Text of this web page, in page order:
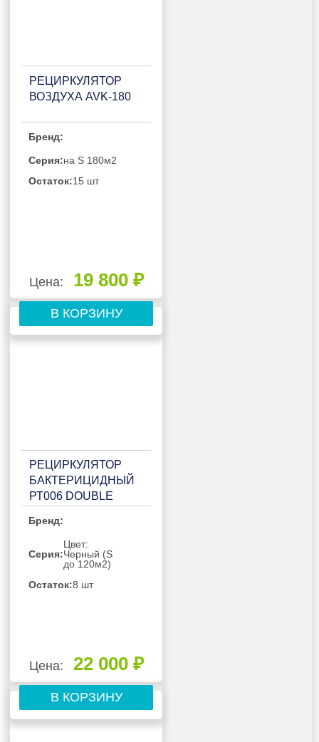
РЕЦИРКУЛЯТОР
ВОЗДУХА AVK-180
Бренд:
Серия:на S 180м2
Остаток:15 шт
Цена: 19 800 ₽
В КОРЗИНУ
РЕЦИРКУЛЯТОР
БАКТЕРИЦИДНЫЙ
РТ006 DOUBLE
Бренд:
Серия:
Цвет:
Черный (S
до 120м2)
Остаток:8 шт
Цена: 22 000 ₽
В КОРЗИНУ